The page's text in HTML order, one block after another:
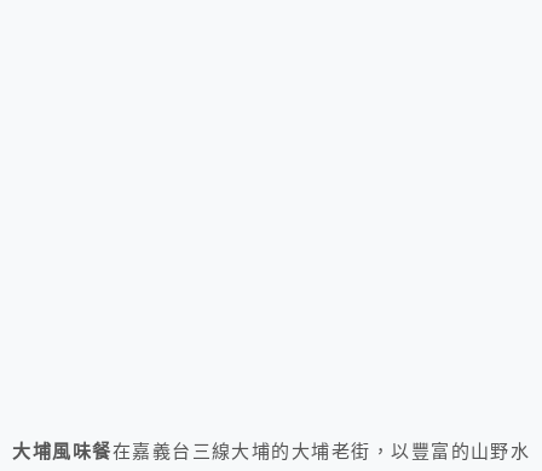
大埔風味餐在嘉義台三線大埔的大埔老街，以豐富的山野水